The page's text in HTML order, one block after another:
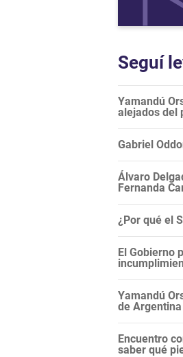
Seguí
Yamandú
alejados del
Gabriel
Álvaro
Fernanda
¿Por qué el
El Gobierno
Yamandú
de
Encuentro
saber qué